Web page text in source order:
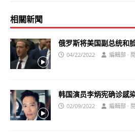
相關新聞
俄罗斯将美国副总统和
04/22/2022 編輯部 ·
韩国演员李炳宪确诊感
02/09/2022 編輯部 ·